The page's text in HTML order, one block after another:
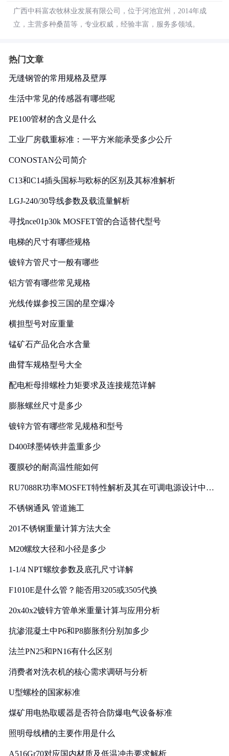
广西中科富农牧林业发展有限公司，位于河池宜州，2014年成
立，主营多种桑苗等，专业权威，经验丰富，服务多领域。
热门文章
无缝钢管的常用规格及壁厚
生活中常见的传感器有哪些呢
PE100管材的含义是什么
工业厂房载重标准：一平方米能承受多少公斤
CONOSTAN公司简介
C13和C14插头国标与欧标的区别及其标准解析
LGJ-240/30导线参数及载流量解析
寻找nce01p30k MOSFET管的合适替代型号
电梯的尺寸有哪些规格
镀锌方管尺寸一般有哪些
铝方管有哪些常见规格
光线传媒参投三国的星空爆冷
横担型号对应重量
锰矿石产品化合水含量
曲臂车规格型号大全
配电柜母排螺栓力矩要求及连接规范详解
膨胀螺丝尺寸是多少
镀锌方管有哪些常见规格和型号
D400球墨铸铁井盖重多少
覆膜砂的耐高温性能如何
RU7088R功率MOSFET特性解析及其在可调电源设计中的
不锈钢通风 管道施工
201不锈钢重量计算方法大全
M20螺纹大径和小径是多少
1-1/4 NPT螺纹参数及底孔尺寸详解
F1010E是什么管？能否用3205或3505代换
20x40x2镀锌方管单米重量计算与应用分析
抗渗混凝土中P6和P8膨胀剂分别加多少
法兰PN25和PN16有什么区别
消费者对洗衣机的核心需求调研与分析
U型螺栓的国家标准
煤矿用电热取暖器是否符合防爆电气设备标准
照明母线槽的主要作用是什么
A516Gr70对应国内材质及低温冲击要求解析